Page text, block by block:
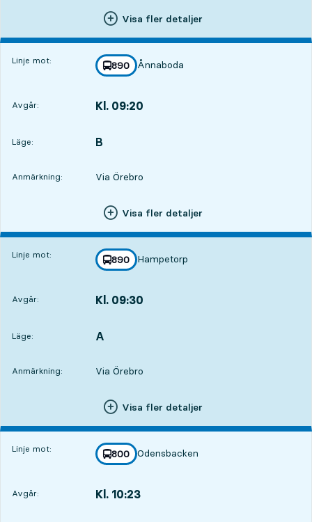
Visa fler detaljer
Linje mot: linje
890
mot
Ånnaboda
,
Avgår: Kl. 09:20
Läge:
LÄGE, B
,
Anmärkning: Via Örebro
Visa fler detaljer
Linje mot: linje
890
mot
Hampetorp
,
Avgår: Kl. 09:30
Läge:
LÄGE, A
,
Anmärkning: Via Örebro
Visa fler detaljer
Linje mot: linje
800
mot
Odensbacken
,
Avgår: Kl. 10:23